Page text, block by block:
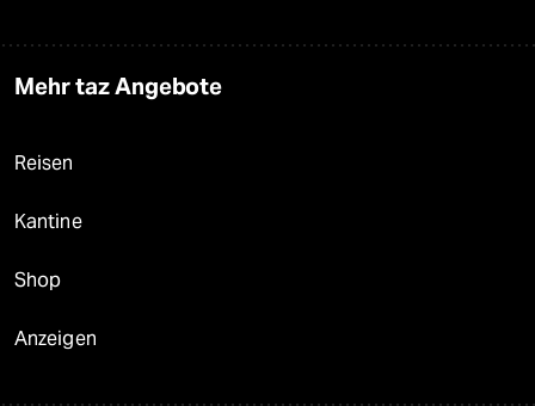
Mehr taz Angebote
Reisen
Kantine
Shop
Anzeigen